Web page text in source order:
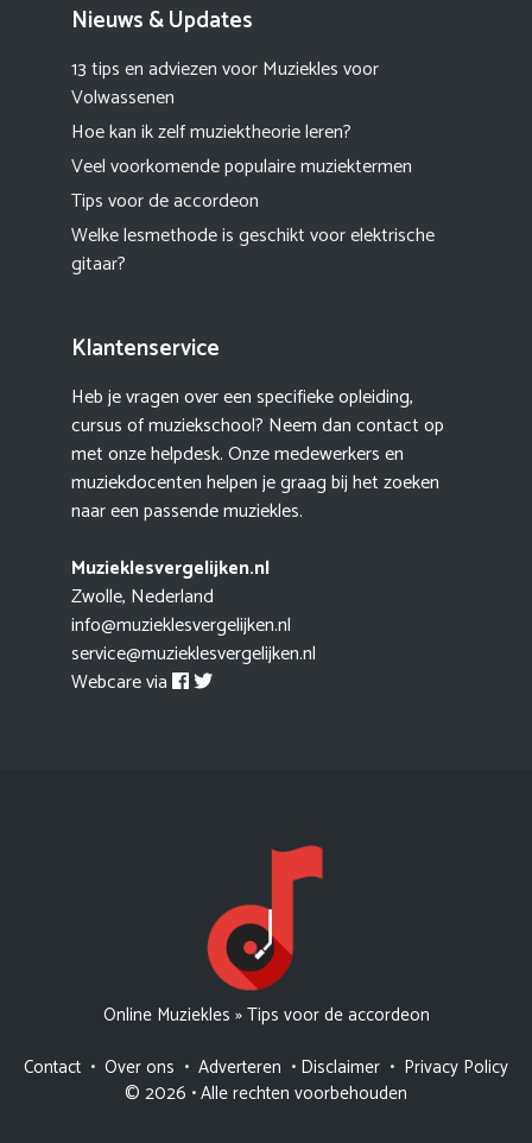
Nieuws & Updates
13 tips en adviezen voor Muziekles voor
Volwassenen
Hoe kan ik zelf muziektheorie leren?
Veel voorkomende populaire muziektermen
Tips voor de accordeon
Welke lesmethode is geschikt voor elektrische
gitaar?
Klantenservice
Heb je vragen over een specifieke opleiding,
cursus of muziekschool? Neem dan contact op
met onze helpdesk. Onze medewerkers en
muziekdocenten helpen je graag bij het zoeken
naar een passende muziekles.
Muzieklesvergelijken.nl
Zwolle, Nederland
info@muzieklesvergelijken.nl
service@muzieklesvergelijken.nl
Webcare via
Online Muziekles »Tips voor de accordeon
Contact • Over ons • Adverteren • Disclaimer • Privacy Policy
© 2026 • Alle rechten voorbehouden